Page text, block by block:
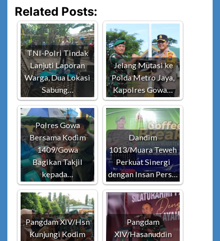
Related Posts:
TNI-Polri Tindak
Lanjuti Laporan
Warga, Dua Lokasi
Sabung…
Jelang Mutasi ke
Polda Metro Jaya,
Kapolres Gowa…
Polres Gowa
Bersama Kodim
1409/Gowa
Bagikan Takjil
kepada…
Dandim
1013/Muara Teweh
Perkuat Sinergi
dengan Insan Pers…
Pangdam XIV/Hsn
Kunjungi Kodim
Pangdam
XIV/Hasanuddin